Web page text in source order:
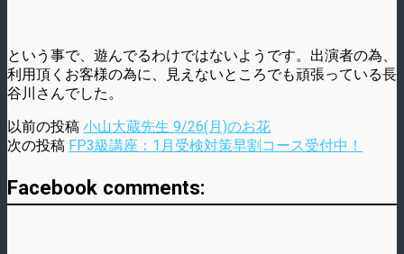
という事で、遊んでるわけではないようです。出演者の為、
利用頂くお客様の為に、見えないところでも頑張っている長
谷川さんでした。
以前の投稿 小山大蔵先生 9/26(月)のお花
次の投稿 FP3級講座：1月受検対策早割コース受付中！
Facebook comments: